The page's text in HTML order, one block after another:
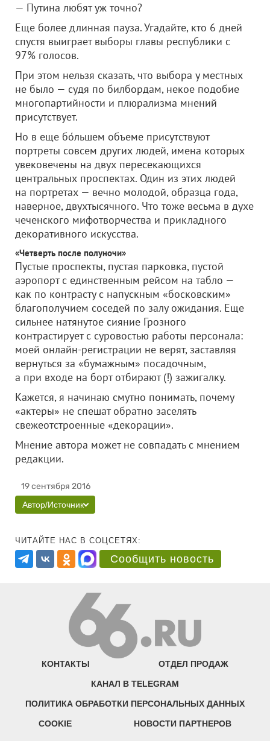
— Путина любят уж точно?
Еще более длинная пауза. Угадайте, кто 6 дней
спустя выиграет выборы главы республики с
97% голосов.
При этом нельзя сказать, что выбора у местных
не было — судя по билбордам, некое подобие
многопартийности и плюрализма мнений
присутствует.
Но в еще бо́льшем объеме присутствуют
портреты совсем других людей, имена которых
увековечены на двух пересекающихся
центральных проспектах. Один из этих людей
на портретах — вечно молодой, образца года,
наверное, двухтысячного. Что тоже весьма в духе
чеченского мифотворчества и прикладного
декоративного искусства.
«Четверть после полуночи»
Пустые проспекты, пустая парковка, пустой
аэропорт с единственным рейсом на табло —
как по контрасту с напускным «босковским»
благополучием соседей по залу ожидания. Еще
сильнее натянутое сияние Грозного
контрастирует с суровостью работы персонала:
моей онлайн-регистрации не верят, заставляя
вернуться за «бумажным» посадочным,
а при входе на борт отбирают (!) зажигалку.
Кажется, я начинаю смутно понимать, почему
«актеры» не спешат обратно заселять
свежеотстроенные «декорации».
Мнение автора может не совпадать с мнением
редакции.
19 сентября 2016
Автор/Источник
ЧИТАЙТЕ НАС В СОЦСЕТЯХ:
Сообщить новость
КОНТАКТЫ ОТДЕЛ ПРОДАЖ
КАНАЛ В TELEGRAM
ПОЛИТИКА ОБРАБОТКИ ПЕРСОНАЛЬНЫХ ДАННЫХ
COOKIE НОВОСТИ ПАРТНЕРОВ